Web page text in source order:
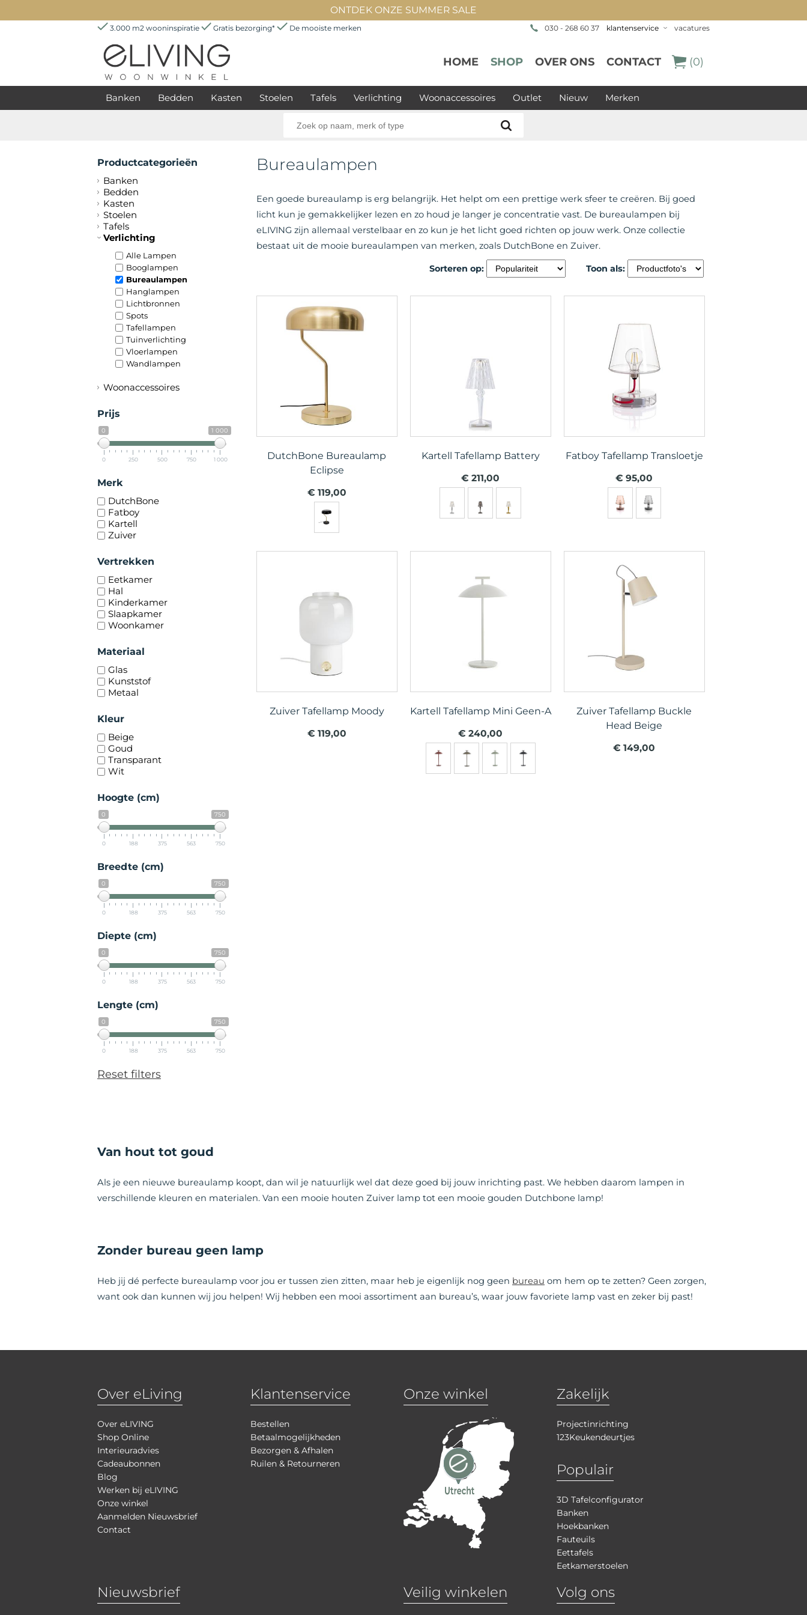
ONTDEK ONZE SUMMER SALE
3.000 m2 wooninspiratie Gratis bezorging* De mooiste merken 030 - 268 60 37 klantenservice vacatures
HOME SHOP OVER ONS CONTACT (0)
Banken Bedden Kasten Stoelen Tafels Verlichting Woonaccessoires Outlet Nieuw Merken
Productcategorieën
Banken
Bedden
Kasten
Stoelen
Tafels
Verlichting
Alle Lampen
Booglampen
Bureaulampen
Hanglampen
Lichtbronnen
Spots
Tafellampen
Tuinverlichting
Vloerlampen
Wandlampen
Woonaccessoires
Prijs
0 1 000
0 250 500 750 1 000
Merk
DutchBone
Fatboy
Kartell
Zuiver
Vertrekken
Eetkamer
Hal
Kinderkamer
Slaapkamer
Woonkamer
Materiaal
Glas
Kunststof
Metaal
Kleur
Beige
Goud
Transparant
Wit
Hoogte (cm)
0 750
0 188 375 563 750
Breedte (cm)
0 750
0 188 375 563 750
Diepte (cm)
0 750
0 188 375 563 750
Lengte (cm)
0 750
0 188 375 563 750
Reset filters
Bureaulampen
Een goede bureaulamp is erg belangrijk. Het helpt om een prettige werk sfeer te creëren. Bij goed
licht kun je gemakkelijker lezen en zo houd je langer je concentratie vast. De bureaulampen bij
eLIVING zijn allemaal verstelbaar en zo kun je het licht goed richten op jouw werk. Onze collectie
bestaat uit de mooie bureaulampen van merken, zoals DutchBone en Zuiver.
Sorteren op: Toon als:
DutchBone Bureaulamp
Eclipse
€ 119,00
Kartell Tafellamp Battery
€ 211,00
Fatboy Tafellamp Transloetje
€ 95,00
Zuiver Tafellamp Moody
€ 119,00
Kartell Tafellamp Mini Geen-A
€ 240,00
Zuiver Tafellamp Buckle
Head Beige
€ 149,00
Van hout tot goud
Als je een nieuwe bureaulamp koopt, dan wil je natuurlijk wel dat deze goed bij jouw inrichting past. We hebben daarom lampen in
verschillende kleuren en materialen. Van een mooie houten Zuiver lamp tot een mooie gouden Dutchbone lamp!
Zonder bureau geen lamp
Heb jij dé perfecte bureaulamp voor jou er tussen zien zitten, maar heb je eigenlijk nog geen bureau om hem op te zetten? Geen zorgen,
want ook dan kunnen wij jou helpen! Wij hebben een mooi assortiment aan bureau’s, waar jouw favoriete lamp vast en zeker bij past!
Over eLiving
Over eLIVING
Shop Online
Interieuradvies
Cadeaubonnen
Blog
Werken bij eLIVING
Onze winkel
Aanmelden Nieuwsbrief
Contact
Klantenservice
Bestellen
Betaalmogelijkheden
Bezorgen & Afhalen
Ruilen & Retourneren
Onze winkel Zakelijk
Projectinrichting
123Keukendeurtjes
Populair
3D Tafelconfigurator
Banken
Hoekbanken
Fauteuils
Eettafels
Eetkamerstoelen
Nieuwsbrief Veilig winkelen Volg ons